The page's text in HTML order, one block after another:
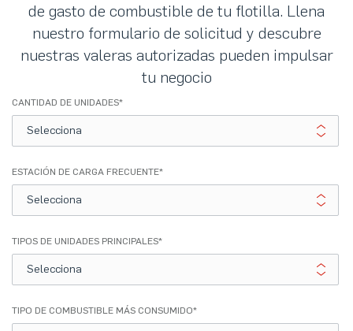
de gasto de combustible de tu flotilla. Llena
nuestro formulario de solicitud y descubre
nuestras valeras autorizadas pueden impulsar
tu negocio
CANTIDAD DE UNIDADES*
ESTACIÓN DE CARGA FRECUENTE*
TIPOS DE UNIDADES PRINCIPALES*
TIPO DE COMBUSTIBLE MÁS CONSUMIDO*